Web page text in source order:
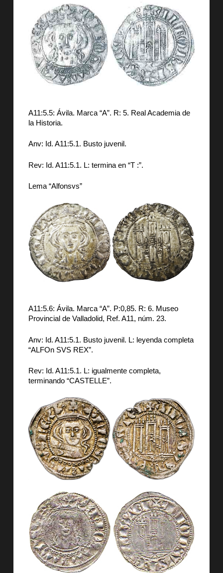
A11:5.5: Ávila. Marca “A”. R: 5. Real Academia de
la Historia.
Anv: Id. A11:5.1. Busto juvenil.
Rev: Id. A11:5.1. L: termina en “T :”.
Lema “Alfonsvs”
A11:5.6: Ávila. Marca “A”. P:0,85. R: 6. Museo
Provincial de Valladolid, Ref. A11, núm. 23.
Anv: Id. A11:5.1. Busto juvenil. L: leyenda completa
“ALFOn SVS REX”.
Rev: Id. A11:5.1. L: igualmente completa,
terminando “CASTELLE”.